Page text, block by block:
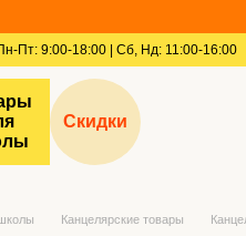
Скидки
Канцелярские товары